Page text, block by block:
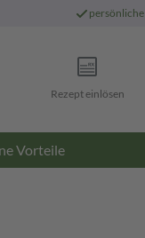
persönliche
Rezept einlösen
Vorteile